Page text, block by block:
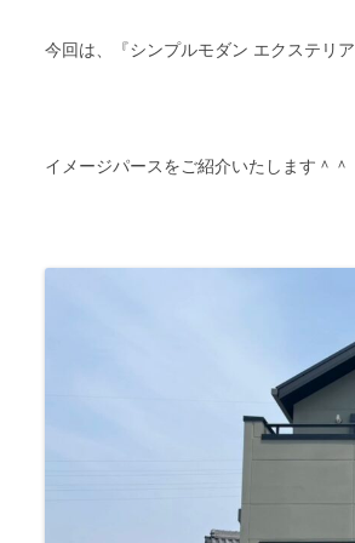
今回は、『シンプルモダン エクステリ
イメージパースをご紹介いたします＾＾